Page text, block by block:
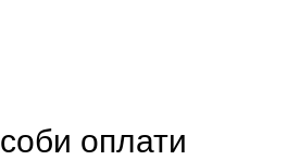
оплати